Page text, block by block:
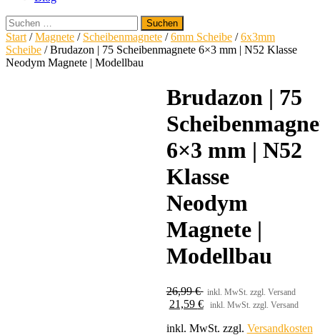
Suchen
nach:
Start /Magnete / Scheibenmagnete /6mm Scheibe /6x3mm
Scheibe / Brudazon | 75 Scheibenmagnete 6×3 mm | N52 Klasse
Neodym Magnete | Modellbau
Brudazon | 75
6×3 mm | N52
Klasse
Neodym
Magnete |
Modellbau
26,99€ inkl. MwSt. zzgl. Versand
21,59 € inkl. MwSt. zzgl. Versand
inkl. MwSt. zzgl. Versandkosten